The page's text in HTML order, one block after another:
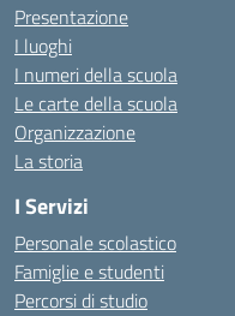
Presentazione
I luoghi
I numeri della scuola
Le carte della scuola
Organizzazione
La storia
I Servizi
Personale scolastico
Famiglie e studenti
Percorsi di studio